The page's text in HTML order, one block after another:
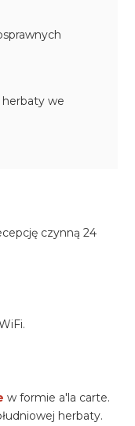
herbaty we
czynną 24
w formie a'la carte.
herbaty.